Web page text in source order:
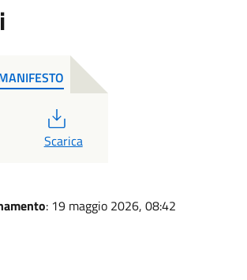
PDF
Scarica
: 19 maggio 2026, 08:42